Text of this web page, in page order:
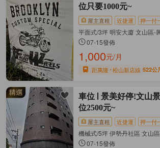
位只要1000元~
屋主直租 近捷運 押一付
平面式/3坪 明安大廈 文山區-
07-15發佈
1,000元/月
距萬隆 松山新店線 522公
車位
景美好停!文山
位2500元~
屋主直租 近捷運 押一付
機械式/5坪 伊勢丹社區 文山
07-15發佈